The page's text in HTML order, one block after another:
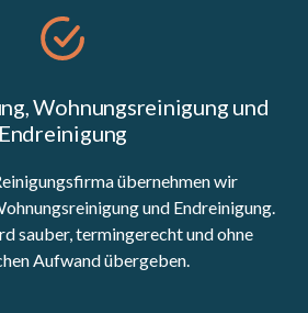
Wohnungsreinigung und
Endreinigung
übernehmen wir
und Endreinigung.
sauber, termingerecht und ohne
Aufwand übergeben.